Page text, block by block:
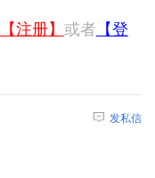
【注册】 或者 【登
发私信